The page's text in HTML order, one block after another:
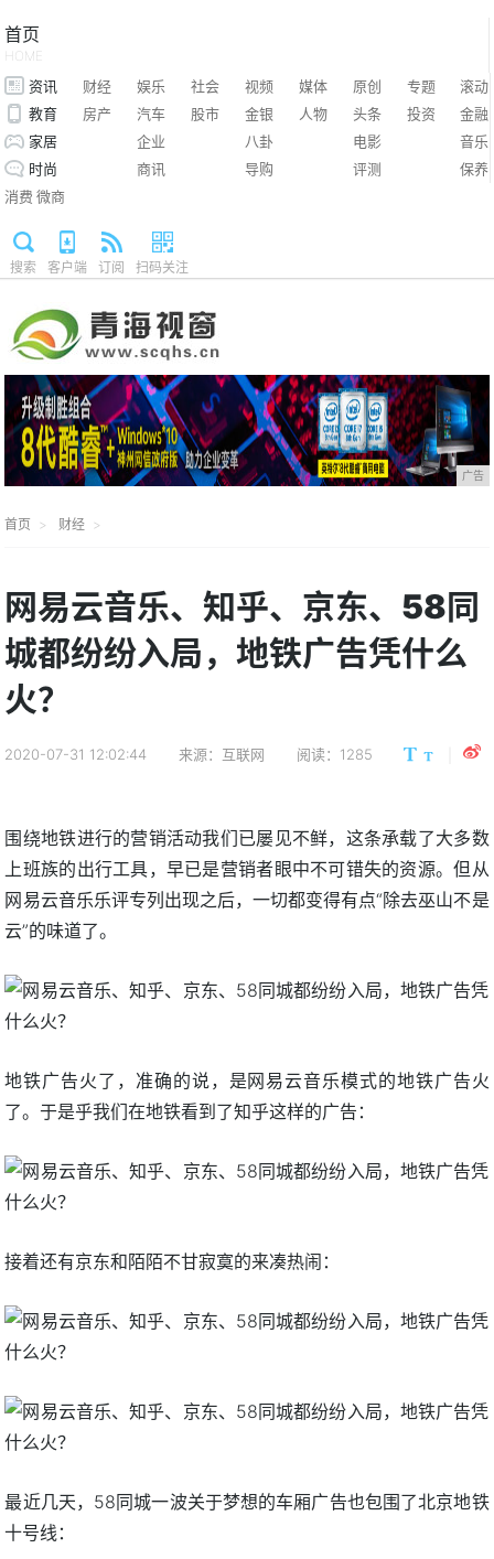
首页
HOME
资讯 财经 娱乐 社会 视频 媒体 原创 专题
滚动
教育
房产 汽车 股市 金银 人物 头条 投资
金融
家居
企业 八卦 电影
音乐
时尚
商讯 导购 评测
保养
消费 微商
搜索 客户端 订阅 扫码关注
广告
首页 财经
网易云音乐、知乎、京东、58同
城都纷纷入局，地铁广告凭什么
火？
2020-07-31 12:02:44 来源：互联网 阅读：1285
围绕地铁进行的营销活动我们已屡见不鲜，这条承载了大多数
上班族的出行工具，早已是营销者眼中不可错失的资源。但从
网易云音乐乐评专列出现之后，一切都变得有点“除去巫山不是
云”的味道了。
地铁广告火了，准确的说，是网易云音乐模式的地铁广告火
了。于是乎我们在地铁看到了知乎这样的广告：
接着还有京东和陌陌不甘寂寞的来凑热闹：
最近几天，58同城一波关于梦想的车厢广告也包围了北京地铁
十号线：